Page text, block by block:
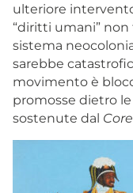
ulteriore
“diritti umani”
sistema
sarebbe
movimento è
promosse dietro
sostenute dal